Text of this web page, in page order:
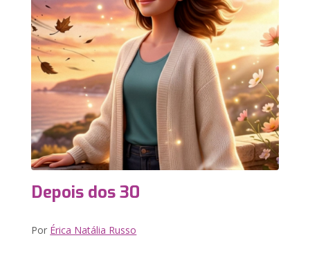
Depois dos 30
Por Érica Natália Russo